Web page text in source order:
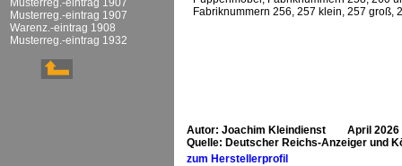
Musterreg.-eintrag 1907
Musterreg.-eintrag 1907
Warenz.-eintrag 1908
Musterreg.-eintrag 1932
Fabriknummern 256, 257 klein, 257 groß,
Autor: Joachim Kleindienst April 2026
Quelle: Deutscher Reichs-Anzeiger und
zum Herstellerprofil